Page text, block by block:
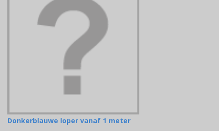
Donkerblauwe loper vanaf 1 meter